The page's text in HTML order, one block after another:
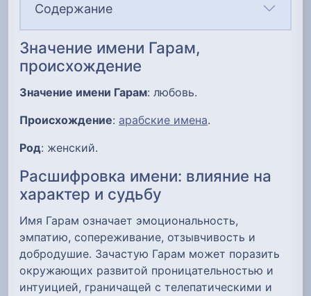
Содержание
Значение имени Гарам,
происхождение
Значение имени Гарам: любовь.
Происхождение: арабские имена.
Род: женский.
Расшифровка имени: влияние на
характер и судьбу
Имя Гарам означает эмоциональность,
эмпатию, сопереживание, отзывчивость и
добродушие. Зачастую Гарам может поразить
окружающих развитой проницательностью и
интуицией, граничащей с телепатическими и